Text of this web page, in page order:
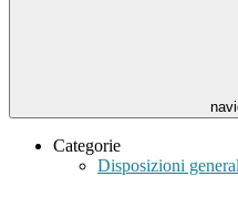
Categorie
Disposizioni